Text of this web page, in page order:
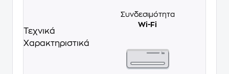
Τεχνικά
Χαρακτηριστικά
Συνδεσιμότητα
Wi-Fi